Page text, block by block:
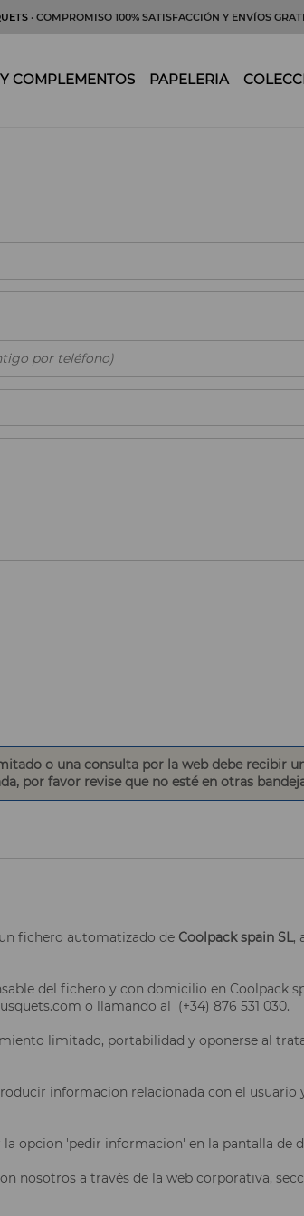
· COMPROMISO 100% SATISFACCIÓN Y ENVÍOS
COMPLEMENTOS PAPELERIA
o una consulta por la web debe recibir
por favor revise que no esté en otras
fichero automatizado de Coolpack spain SL,
del fichero y con domicilio en Coolpack
o llamando al (+34) 876 531 030.
limitado, portabilidad y oponerse al
informacion relacionada con el usuario
opcion 'pedir informacion' en la pantalla de
nosotros a través de la web corporativa,